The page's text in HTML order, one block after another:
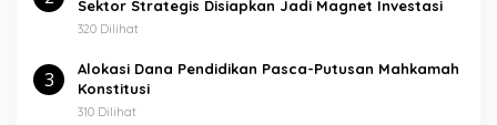
Sektor Strategis Disiapkan Jadi Magnet Investasi
320 Dilihat
3
Alokasi Dana Pendidikan Pasca-Putusan Mahkamah
Konstitusi
310 Dilihat